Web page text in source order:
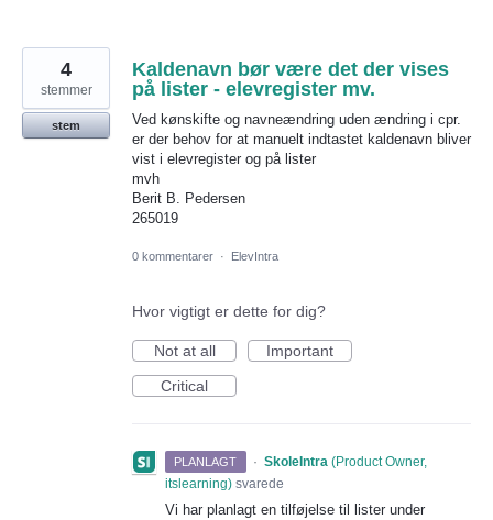
Kaldenavn bør være det der vises
på lister - elevregister mv.
Ved kønskifte og navneændring uden ændring i cpr.
er der behov for at manuelt indtastet kaldenavn bliver
vist i elevregister og på lister
mvh
Berit B. Pedersen
265019
4
stemmer
stem
0 kommentarer · ElevIntra
Hvor vigtigt er dette for dig?
Not at all
Important
Critical
PLANLAGT · SkoleIntra (Product Owner,
itslearning) svarede
Vi har planlagt en tilføjelse til lister under